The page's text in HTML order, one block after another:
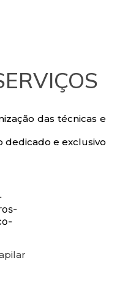
das técnicas e
e exclusivo